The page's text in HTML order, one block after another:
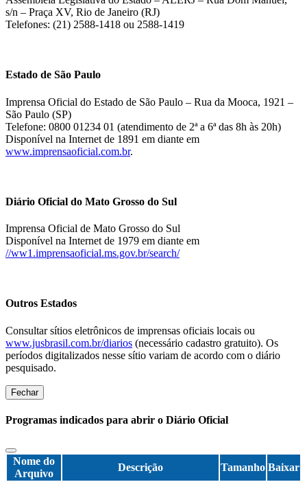
s/n – Praça XV, Rio de Janeiro (RJ)
Telefones: (21) 2588-1418 ou 2588-1419
Estado de São Paulo
Imprensa Oficial do Estado de São Paulo – Rua da Mooca, 1921 –
São Paulo (SP)
Telefone: 0800 01234 01 (atendimento de 2ª a 6ª das 8h às 20h)
Disponível na Internet de 1891 em diante em
www.imprensaoficial.com.br.
Diário Oficial do Mato Grosso do Sul
Imprensa Oficial de Mato Grosso do Sul
Disponível na Internet de 1979 em diante em
//ww1.imprensaoficial.ms.gov.br/search/
Outros Estados
Consultar sítios eletrônicos de imprensas oficiais locais ou
www.jusbrasil.com.br/diarios (necessário cadastro gratuito). Os
períodos digitalizados nesse sítio variam de acordo com o diário
pesquisado.
Fechar
Programas indicados para abrir o Diário Oficial
Nome do
Arquivo
Descrição Tamanho Baixar